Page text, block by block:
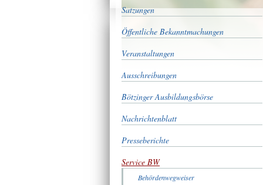
Satzungen
Öffentliche Bekanntmachungen
Veranstaltungen
Ausschreibungen
Bötzinger Ausbildungsbörse
Nachrichtenblatt
Presseberichte
Service BW
Behördenwegweiser